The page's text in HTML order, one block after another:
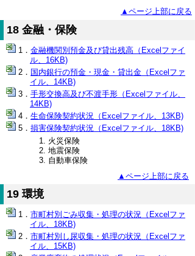
▲ページ上部に戻る
18 金融・保険
金融機関別預金及び貸出残高（Excelファイ
ル、16KB)
国内銀行の預金・現金・貸出金（Excelファ
イル、14KB)
手形交換高及び不渡手形（Excelファイル、
14KB)
生命保険契約状況（Excelファイル、13KB)
損害保険契約状況（Excelファイル、18KB)
火災保険
地震保険
自動車保険
▲ページ上部に戻る
19 環境
市町村別ごみ収集・処理の状況（Excelファ
イル、18KB)
市町村別し尿収集・処理の状況（Excelファ
イル、15KB)